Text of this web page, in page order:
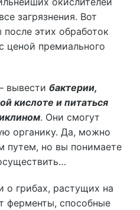
загрязнения. Вот
этих обработок
ценой премиального
вывести бактерии,
кислоте и питаться
. Они смогут
органику. Да, можно
путем, но вы понимаете
о грибах, растущих на
ферменты, способные